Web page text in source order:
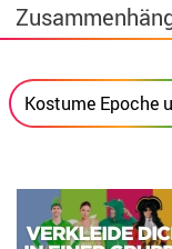
Kostume Epoche